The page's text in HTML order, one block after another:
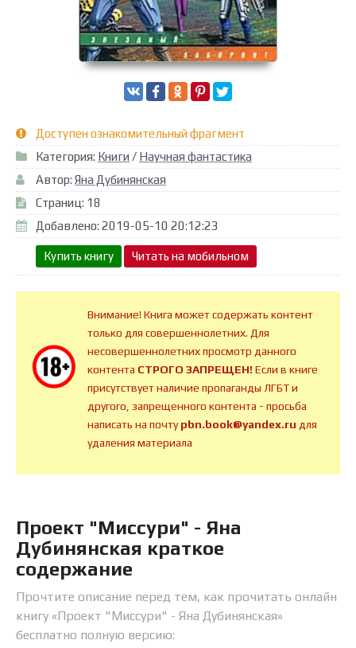
Доступен ознакомительный фрагмент
Категория: Книги / Научная фантастика
Автор: Яна Дубинянская
Страниц: 18
Добавлено: 2019-05-10 20:12:23
Купить книгу Читать на мобильном
Внимание! Книга может содержать контент
только для совершеннолетних. Для
несовершеннолетних просмотр данного
контента СТРОГО ЗАПРЕЩЕН!Если в книге
присутствует наличие пропаганды ЛГБТ и
другого, запрещенного контента - просьба
написать на почтуpbn.book@yandex.ru для
удаления материала
Проект "Миссури" - Яна
Дубинянская краткое
содержание
Прочтите описание перед тем, как прочитать онлайн
книгу «Проект "Миссури" - Яна Дубинянская»
бесплатно полную версию: